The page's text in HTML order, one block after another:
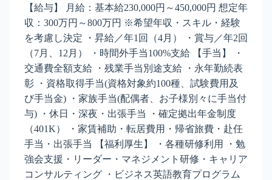
【給与】 月給：基本給230,000円～450,000円 想定年
収：300万円～800万円 ※希望年収・スキル・経験
を考慮し決定 ・昇給／年1回（4月） ・賞与／年2回
（7月、12月） ・時間外手当100%支給 【手当】 ・
交通費全額支給 ・残業手当別途支給 ・永年勤続表
彰 ・資格取得手当(資格対象約100種、試験費用及
び手当金) ・家族手当(配偶者、お子様別々に手当付
与) ・休日・深夜・出張手当 ・確定拠出年金制度
（401K） ・家賃補助・転居費用・帰省旅費・赴任
手当・出張手当 【福利厚生】 ・各種研修利用 ・勉
強会支援・リーダー・マネジメント研修・キャリア
コンサルティング ・ビジネス英語教育プログラム